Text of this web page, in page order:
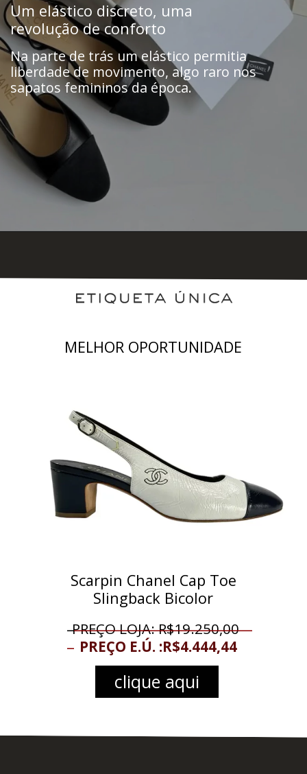
Na parte de trás um elástico permitia
liberdade de movimento, algo raro nos
sapatos femininos da época.
Um elástico discreto, uma
revolução de conforto
clique aqui
PREÇO E.Ú. :R$4.444,44
PREÇO LOJA: R$19.250,00
___________________________
Scarpin Chanel Cap Toe
Slingback Bicolor
MELHOR OPORTUNIDADE